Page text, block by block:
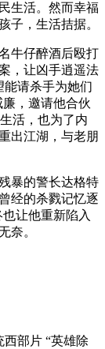
生活。然而幸福
子，生活拮据。
牛仔醉酒后殴打
，让凶手逍遥法
能请杀手为她们
，邀请他合伙
活，也为了内
出江湖，与老朋
暴的警长达格特
经的杀戮记忆逐
让他重新陷入
奈。
西部片 “英雄除